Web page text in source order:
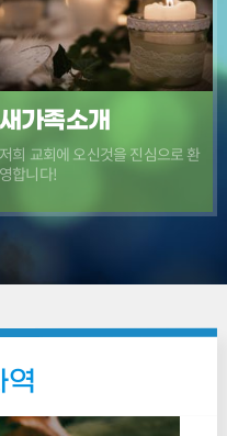
새가족소개
저희 교회에 오신것을 진심으로환
영합니다!
역